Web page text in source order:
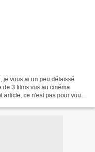
je vous ai un peu délaissé
de 3 films vus au cinéma
ce n'est pas pour vous